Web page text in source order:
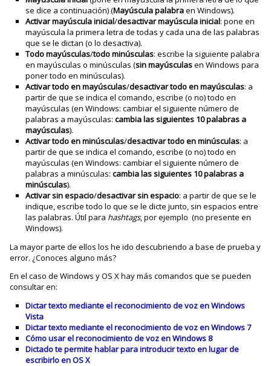
se dice a continuación) (Mayúscula palabraen Windows).
Activar mayúscula inicial/desactivar mayúscula inicial: pone en
mayúscula la primera letra de todas y cada una de las palabras
que se le dictan (o lo desactiva).
Todo mayúsculas/todo minúsculas: escribe la siguiente palabra
en mayúsculas o minúsculas (sin mayúsculasen Windows para
poner todo en minúsculas).
Activar todo en mayúsculas/desactivar todo en mayúsculas: a
partir de que se indica el comando, escribe (o no) todo en
mayúsculas (en Windows: cambiar el siguiente número de
palabras a mayúsculas:cambia las siguientes 10 palabras a
mayúsculas).
Activar todo en minúsculas/desactivar todo en minúsculas: a
partir de que se indica el comando, escribe (o no) todo en
mayúsculas (en Windows: cambiar el siguiente número de
palabras a minúsculas:cambia las siguientes 10 palabras a
minúsculas).
Activar sin espacio/desactivar sin espacio: a partir de que se le
indique, escribe todo lo que se le dicte junto, sin espacios entre
las palabras. Útil para hashtags, por ejemplo (no presente en
Windows).
La mayor parte de ellos los he ido descubriendo a base de prueba y
error. ¿Conoces alguno más?
En el caso de Windows y OS X hay más comandos que se pueden
consultar en:
Dictar texto mediante el reconocimiento de voz en Windows
Vista
Dictar texto mediante el reconocimiento de voz en Windows 7
Cómo usar el reconocimiento de voz en Windows 8
Dictado te permite hablar para introducir texto en lugar de
escribirlo en OS X